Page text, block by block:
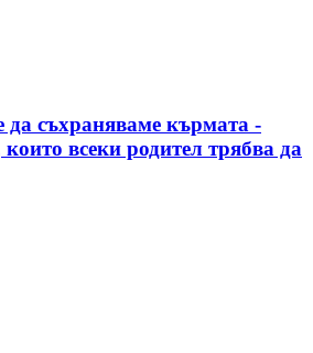
съхраняваме кърмата -
всеки родител трябва да